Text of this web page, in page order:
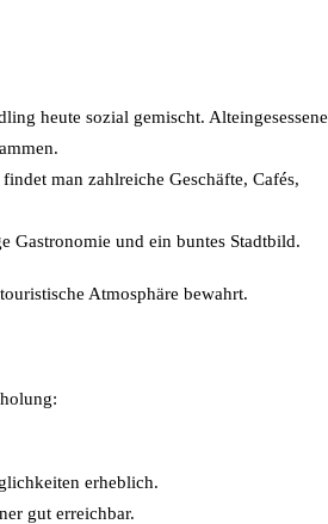
heute sozial gemischt. Alteingesessene
man zahlreiche Geschäfte, Cafés,
und ein buntes Stadtbild.
Atmosphäre bewahrt.
erheblich.
gut erreichbar.